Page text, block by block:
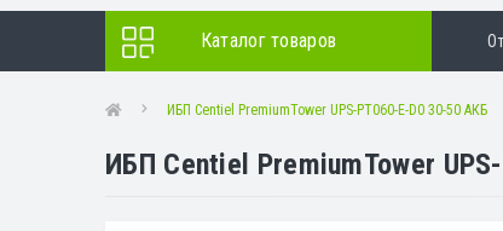
Каталог товаров
ИБП Centiel PremiumTower UPS-PT060-E-D0 30-50 АКБ
ИБП Centiel PremiumTower